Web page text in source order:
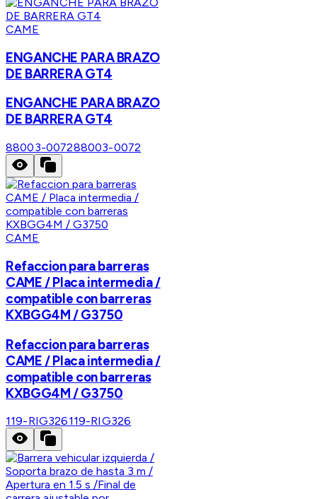
CAME
ENGANCHE PARA BRAZO
DE BARRERA GT4
ENGANCHE PARA BRAZO
DE BARRERA GT4
88003-007288003-0072
CAME
Refaccion para barreras
CAME / Placa intermedia /
compatible con barreras
KXBGG4M / G3750
Refaccion para barreras
CAME / Placa intermedia /
compatible con barreras
KXBGG4M / G3750
119-RIG326119-RIG326